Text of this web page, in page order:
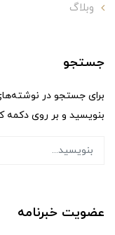
وبلاگ
جستجو
برای جستجو در
بنویسید و بر روی دکمه
عضویت خبرنامه